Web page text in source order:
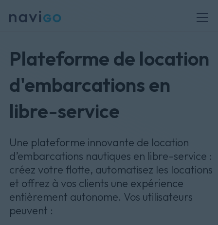
Plateforme de location
d'embarcations en
libre-service
Une plateforme innovante de location
d’embarcations nautiques en libre-service :
créez votre flotte, automatisez les locations
et offrez à vos clients une expérience
entièrement autonome. Vos utilisateurs
peuvent :